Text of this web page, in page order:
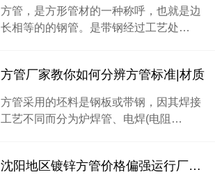
方管，是方形管材的一种称呼，也就是边
长相等的的钢管。是带钢经过工艺处…
方管厂家教你如何分辨方管标准|材质
方管采用的坯料是钢板或带钢，因其焊接
工艺不同而分为炉焊管、电焊(电阻…
沈阳地区镀锌方管价格偏强运行厂家挺价意愿强烈